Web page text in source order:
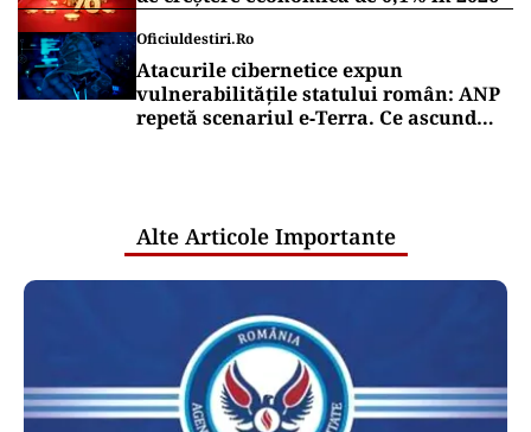
Oficiuldestiri.ro
Atacurile cibernetice expun
vulnerabilitățile statului român: ANP
repetă scenariul e‑Terra. Ce ascund
Alte Articole Importante